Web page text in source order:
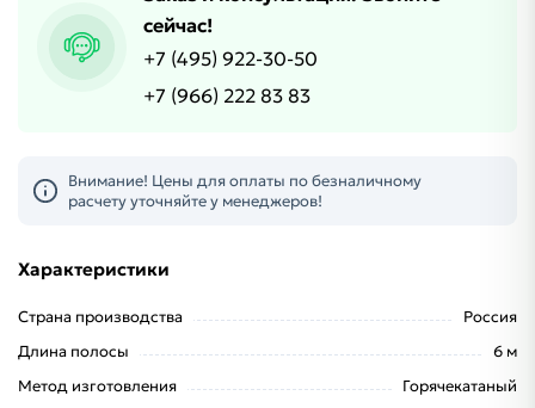
сейчас!
+7 (495) 922-30-50
+7 (966) 222 83 83
Внимание! Цены для оплаты по безналичному
расчету уточняйте у менеджеров!
Характеристики
Страна производства
Россия
Длина полосы
6 м
Метод изготовления
Горячекатаный